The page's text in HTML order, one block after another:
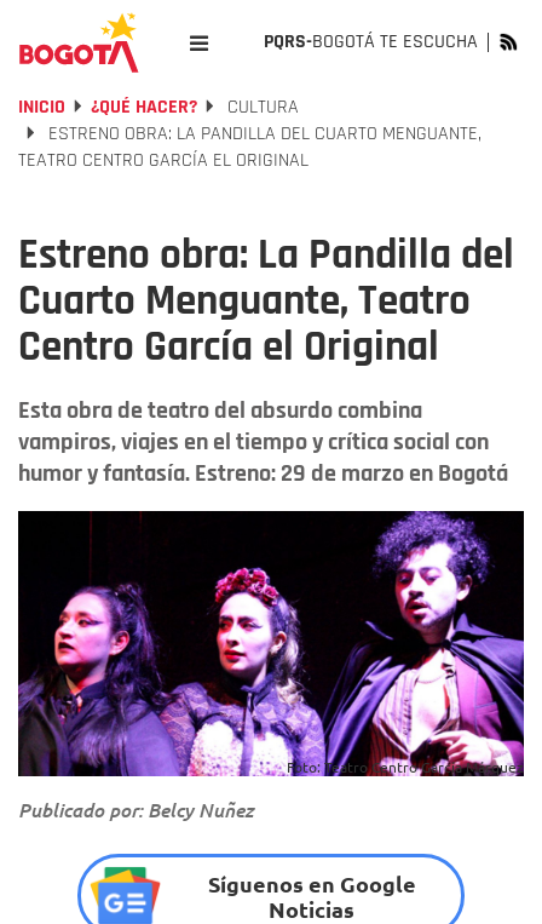
PQRS-BOGOTÁ TE ESCUCHA
INICIO ¿QUÉ HACER?
CULTURA
ESTRENO OBRA: LA PANDILLA DEL CUARTO MENGUANTE,
TEATRO CENTRO GARCÍA EL ORIGINAL
Estreno obra: La Pandilla del
Cuarto Menguante, Teatro
Centro García el Original
Esta obra de teatro del absurdo combina
vampiros, viajes en el tiempo y crítica social con
humor y fantasía. Estreno: 29 de marzo en Bogotá
Foto: Teatro Centro García Márquez
Publicado por: Belcy Nuñez
Síguenos en Google
Noticias